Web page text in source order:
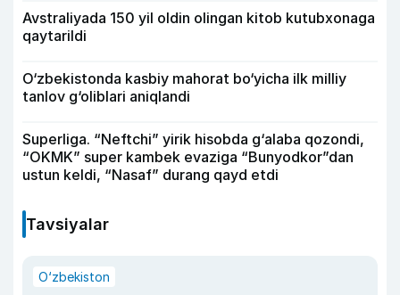
Avstraliyada 150 yil oldin olingan kitob kutubxonaga
qaytarildi
O‘zbekistonda kasbiy mahorat bo‘yicha ilk milliy
tanlov g‘oliblari aniqlandi
Superliga. “Neftchi” yirik hisobda g‘alaba qozondi,
“OKMK” super kambek evaziga “Bunyodkor”dan
ustun keldi, “Nasaf” durang qayd etdi
Tavsiyalar
O‘zbekiston